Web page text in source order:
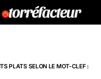
PLATS SELON LE MOT-CLEF :